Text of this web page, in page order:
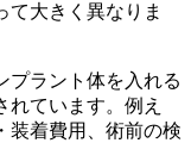
て大きく異なりま
プラント体を入れる
れています。例え
装着費用、術前の検